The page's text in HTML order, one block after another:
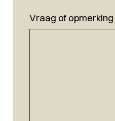
Vraag of opmerking